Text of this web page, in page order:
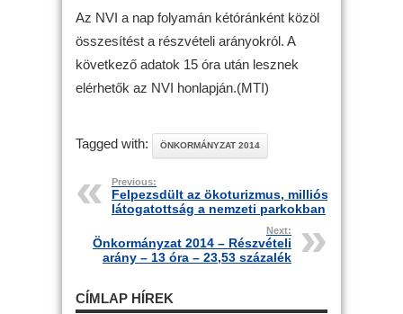
Az NVI a nap folyamán kétóránként közöl
összesítést a részvételi arányokról. A
következő adatok 15 óra után lesznek
elérhetők az NVI honlapján.(MTI)
Tagged with: ÖNKORMÁNYZAT 2014
Previous:
Felpezsdült az ökoturizmus, milliós
látogatottság a nemzeti parkokban
Next:
Önkormányzat 2014 – Részvételi
arány – 13 óra – 23,53 százalék
CÍMLAP HÍREK